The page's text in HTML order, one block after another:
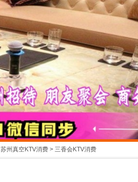
苏州真空KTV消费 > 三香会KTV消费